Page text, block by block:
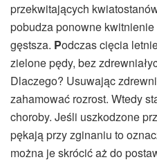
przekwitających
pobudza ponowne
gęstsza. Podczas cięcia
zielone pędy, bez
Dlaczego? Usuwając
zahamować rozrost. Wtedy
choroby. Jeśli uszkodzone
pękają przy zginaniu to
można je skrócić aż do